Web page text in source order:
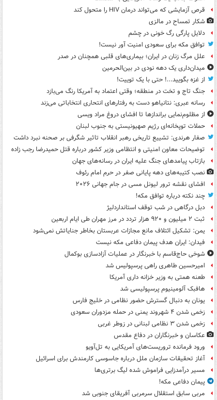
قرص آزمایشی که می‌تواند درمان HIV را متحول کند
شکار تمساح در مالزی
دلایل پارگی رگ خونی در چشم
توافق مکه برای سعودی امنیت آور نیست!
علل مرگ زنان در ایران؛ بیماری‌های قلبی همچنان در صدر
میدان‌داری یک دهه نودی در بین‌الحرمین
از غزه بگویید...! حتی با یک توییت!
جنگ تاج و تخت در منطقه؛ وقتی اعتماد به آمریکا رنگ می‌بازد
رسانه عبری: نتانیاهو دست به رفتارهای انتحاری انتخاباتی می‌زند
از مظلوم‌نمایی براندازها تا افشای دروغ مراد ویسی
حملات توپخانه‌ای رژیم صهیونیستی به جنوب لبنان
صفار هرندی: تشییع تاریخی رهبر انقلاب تاثیر شگرفی بر صحنه نبرد داشت
توضیحات معاون امنیتی و انتظامی وزیر کشور درباره قتل حمیدرضا رجب زاده
بازتاب پیامدهای جنگ علیه ایران در رسانه‌های جهان
نصب کتیبه‌های دهه پایانی صفر در حرم امام رئوف
افشای نقشه ترور لیونل مسی در جام جهانی ۲۰۲۶
چند نکته درباره توافق مکه!
دبل درگاهی در شب توقف استانداردلیژ
ثبت ۲ میلیون و ۹۲۰ هزار تردد در مرز مهران طی ایام اربعین
یمن: تشکیل ائتلاف مانع مجازات عربستان بخاطر جنایاتش نمی‌شود
فیدان: ایران هدف پیمان دفاعی مکه نیست
شوخی حاج‌قاسم با خبرنگار در عملیات آزادسازی بوکمال
امیرحسین طاهری راهی پرسپولیس شد
طعنه همتی به وزیر خزانه داری آمریکا
هافبک آلومینیوم پرسپولیسی شد
یونان به دنبال گسترش حضور نظامی در خلیج فارس
زخمی شدن ۴ شهروند یمنی در حمله مزدوران سعودی
زخمی شدن ۳ نظامی لبنانی در زوطر غربی
عکاسان و خبرنگاران در دفاع مقدس
ورود فرمانده تروریست‌های آمریکایی به تل‌آویو
آغاز تحقیقات سازمان ملل درباره جاسوسی کارمندش برای اسرائیل
مسیر درآمدزایی فراموش شده لیگ برتری‌ها
پیمان دفاعی مکه!
مربی سابق استقلال سرمربی آفریقای جنوبی شد